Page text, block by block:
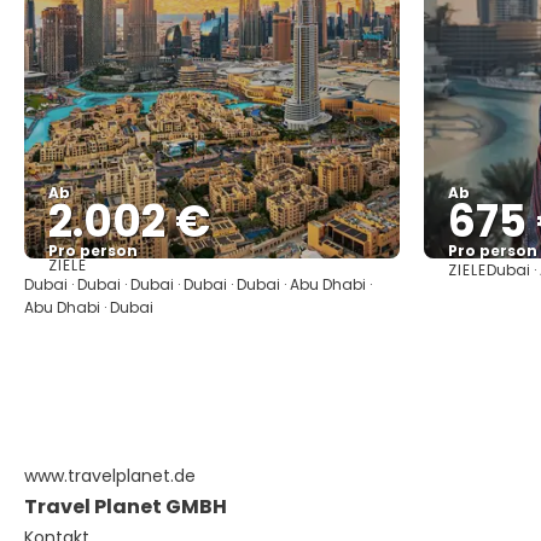
Ab
2.002 €
Pro person
Sehen
ZIELE
Dubai · Dubai · Dubai · Dubai · Dubai · Abu Dhabi ·
Abu Dhabi · Dubai
Ab
Pro person
ZIELEDubai
www.travelplanet.de
Travel Planet GMBH